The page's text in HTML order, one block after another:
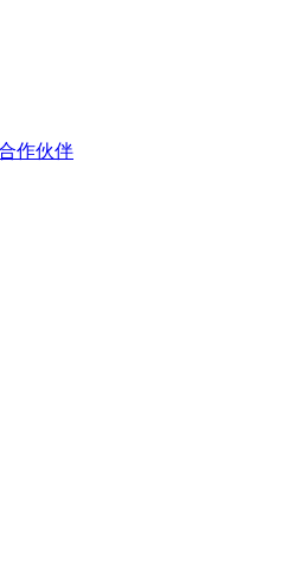
作伙伴